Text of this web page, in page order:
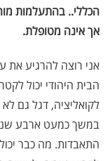
הכללי.. בהתעלמות
אך אינה מטופלת.
אני רוצה להרגיע את
הבית היהודי יכול
לקואליציה, דגל גם
במשך כמעט ארבע
התאבדות. מה כבר